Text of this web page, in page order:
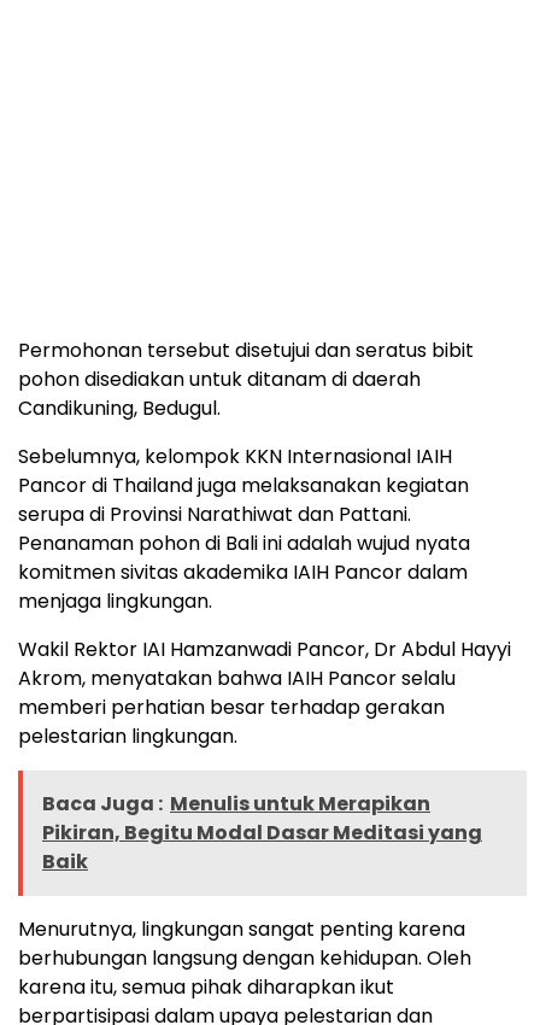
Permohonan tersebut disetujui dan seratus bibit
pohon disediakan untuk ditanam di daerah
Candikuning, Bedugul.
Sebelumnya, kelompok KKN Internasional IAIH
Pancor di Thailand juga melaksanakan kegiatan
serupa di Provinsi Narathiwat dan Pattani.
Penanaman pohon di Bali ini adalah wujud nyata
komitmen sivitas akademika IAIH Pancor dalam
menjaga lingkungan.
Wakil Rektor IAI Hamzanwadi Pancor, Dr Abdul Hayyi
Akrom, menyatakan bahwa IAIH Pancor selalu
memberi perhatian besar terhadap gerakan
pelestarian lingkungan.
Baca Juga : Menulis untuk Merapikan
Pikiran, Begitu Modal Dasar Meditasi yang
Baik
Menurutnya, lingkungan sangat penting karena
berhubungan langsung dengan kehidupan. Oleh
karena itu, semua pihak diharapkan ikut
berpartisipasi dalam upaya pelestarian dan